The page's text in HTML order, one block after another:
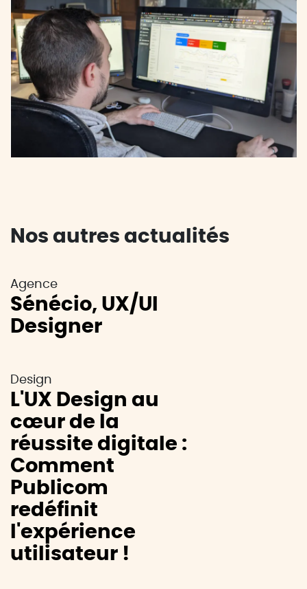
Nos autres actualités
Agence
Sénécio, UX/UI
Designer
Design
L'UX Design au
cœur de la
réussite digitale :
Comment
Publicom
redéfinit
l'expérience
utilisateur !